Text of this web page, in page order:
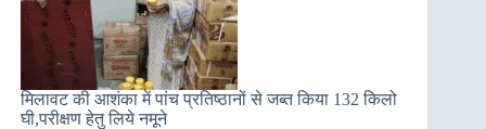
मिलावट की आशंका में पांच प्रतिष्ठानों से जब्त किया 132 किलो
घी,परीक्षण हेतु लिये नमूने